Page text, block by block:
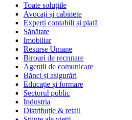
Toate soluțiile
Avocați și cabinete
Experți contabili și plată
Sănătate
Imobiliar
Resurse Umane
Birouri de recrutare
Agenții de comunicare
Bănci și asigurări
Educație și formare
Sectorul public
Industria
Distribuție & retail